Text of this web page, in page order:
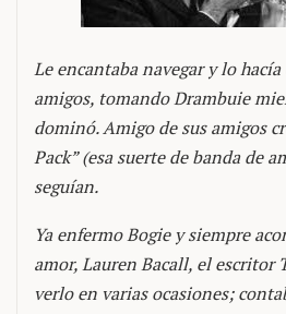
Le encantaba navegar y lo
amigos, tomando Drambuie
dominó. Amigo de sus amigos
Pack” (esa suerte de banda de
seguían.
Ya enfermo Bogie y siempre
amor, Lauren Bacall, el escritor
verlo en varias ocasiones;